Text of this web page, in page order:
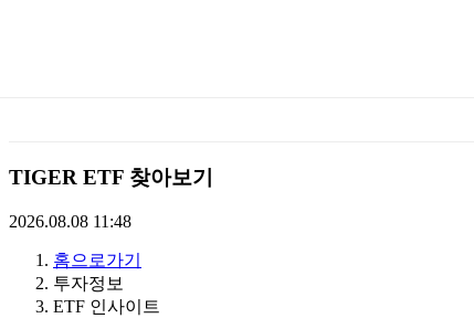
에
셋
TIGERETF
TIGER ETF 찾아보기
2026.08.08 11:48
홈으로가기
투자정보
ETF 인사이트